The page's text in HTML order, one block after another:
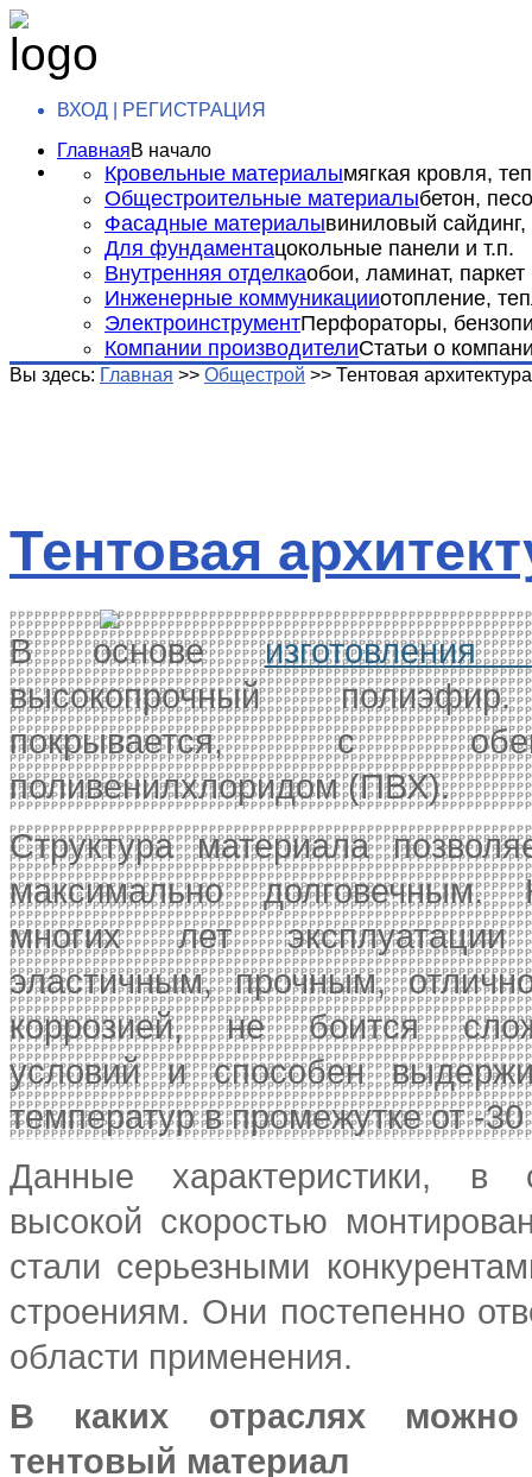
ВХОД | РЕГИСТРАЦИЯ
ГлавнаяВ начало
Кровельные материалымягкая кровля,
Общестроительные материалыбетон,
Фасадные материалывиниловый сайдинг,
Для фундаментацокольные панели и т.п.
Внутренняя отделкаобои, ламинат, паркет
Инженерные коммуникацииотопление,
ЭлектроинструментПерфораторы,
Компании производителиСтатьи о
Вы здесь: Главная >> Общестрой >> Тентовая архитектура
Тентовая
В основеизготовления
высокопрочный
покрывается, с
поливенилхлоридом (ПВХ).
Структура материала
максимально долговечным.
многих лет
эластичным, прочным,
коррозией, не боится
условий и способен
температур в промежутке от -
Данные характеристики, в
высокой скоростью
стали серьезными
строениям. Они постепенно
области применения.
В каких отраслях можно
тентовый материал